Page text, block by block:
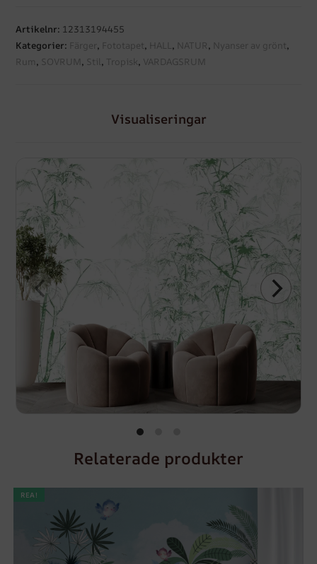
Artikelnr: 12313194455
Kategorier: Färger, Fototapet, HALL, NATUR, Nyanser av grönt,
Rum, SOVRUM, Stil, Tropisk, VARDAGSRUM
Visualiseringar
Relaterade produkter
REA!